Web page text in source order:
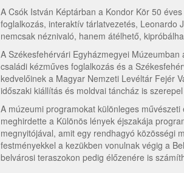
A Csók István Képtárban a Kondor Kör 50
foglalkozás, interaktív tárlatvezetés, Leonardo
nemcsak néznivaló, hanem átélhető,
A Székesfehérvári Egyházmegyei
családi kézműves foglalkozás és a
kedvelőinek a Magyar Nemzeti Levéltár Fejér
időszaki kiállítás és moldvai táncház is
A múzeumi programokat különleges
meghirdette a Különös lények éjszakája
megnyitójával, amit egy rendhagyó közösségi
festményekkel a kezükben vonulnak végig a
belvárosi teraszokon pedig élőzenére is